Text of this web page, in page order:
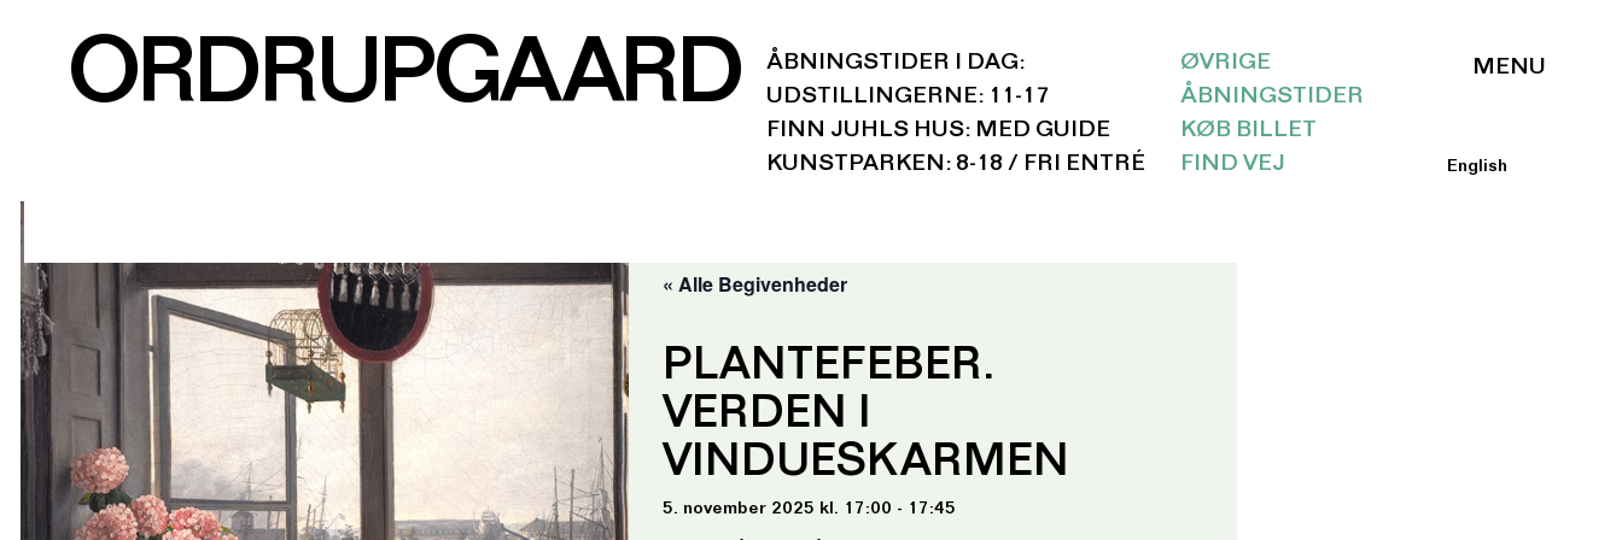
ORDRUPGAARD
ÅBNINGSTIDER I DAG:
UDSTILLINGERNE: 11-17
FINN JUHLS HUS: MED GUIDE
KUNSTPARKEN: 8-18 / FRI ENTRÉ
ØVRIGE
ÅBNINGSTIDER
KØB BILLET
FIND VEJ
English
« Alle Begivenheder
PLANTEFEBER.
VERDEN I
VINDUESKARMEN
5. november 2025 kl. 17:00 - 17:45